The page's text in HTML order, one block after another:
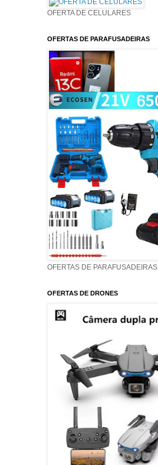
OFERTA DE CELULARES
OFERTAS DE PARAFUSADEIRAS
OFERTAS DE PARAFUSADEIRAS
OFERTAS DE DRONES